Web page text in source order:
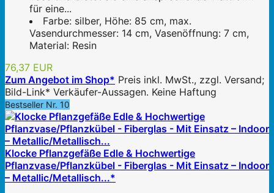
für eine...
Farbe: silber, Höhe: 85 cm, max.
Vasendurchmesser: 14 cm, Vasenöffnung: 7 cm,
Material: Resin
76,37 EUR
Zum Angebot im Shop* Preis inkl. MwSt., zzgl. Versand;
Bild-Link* Verkäufer-Aussagen. Keine Haftung
Bestseller Nr. 10
Klocke Pflanzgefäße Edle & Hochwertige
Pflanzvase/Pflanzkübel - Fiberglas - Mit Einsatz – Indoor
– Metallic/Metallisch...*